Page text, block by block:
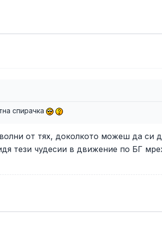
спирачка
от тях, доколкото можеш да си
тези чудесии в движение по БГ